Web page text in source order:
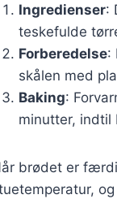
Ingredienser:
teskefulde
Forberedelse:
skålen med
Baking:
minutter, indtil
brødet er